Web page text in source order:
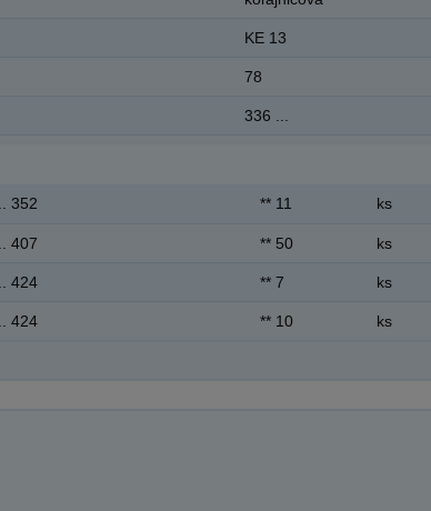
KE 13
78
336 ...
352 ** 11 ks
407 ** 50 ks
424 ** 7 ks
424 ** 10 ks